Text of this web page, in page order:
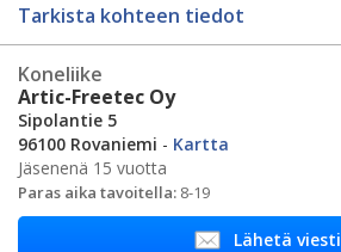
Tarkista kohteen tiedot
Koneliike
Artic-Freetec Oy
Sipolantie 5
96100 Rovaniemi - Kartta
Jäsenenä 15 vuotta
Paras aika tavoitella: 8-19
Lähetä viesti